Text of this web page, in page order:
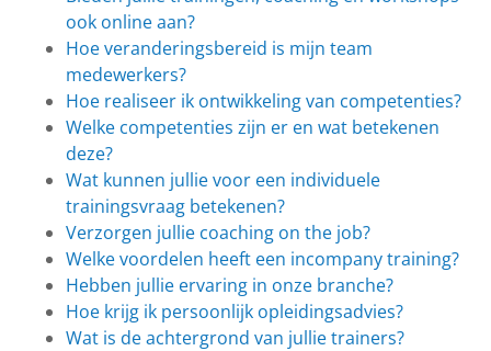
ook online aan?
Hoe veranderingsbereid is mijn team
medewerkers?
Hoe realiseer ik ontwikkeling van competenties?
Welke competenties zijn er en wat betekenen
deze?
Wat kunnen jullie voor een individuele
trainingsvraag betekenen?
Verzorgen jullie coaching on the job?
Welke voordelen heeft een incompany training?
Hebben jullie ervaring in onze branche?
Hoe krijg ik persoonlijk opleidingsadvies?
Wat is de achtergrond van jullie trainers?